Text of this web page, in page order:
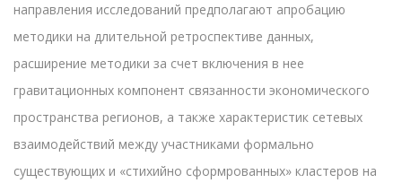
направления исследований предполагают апробацию
методики на длительной ретроспективе данных,
расширение методики за счет включения в нее
гравитационных компонент связанности экономического
пространства регионов, а также характеристик сетевых
взаимодействий между участниками формально
существующих и «стихийно сформрованных» кластеров на